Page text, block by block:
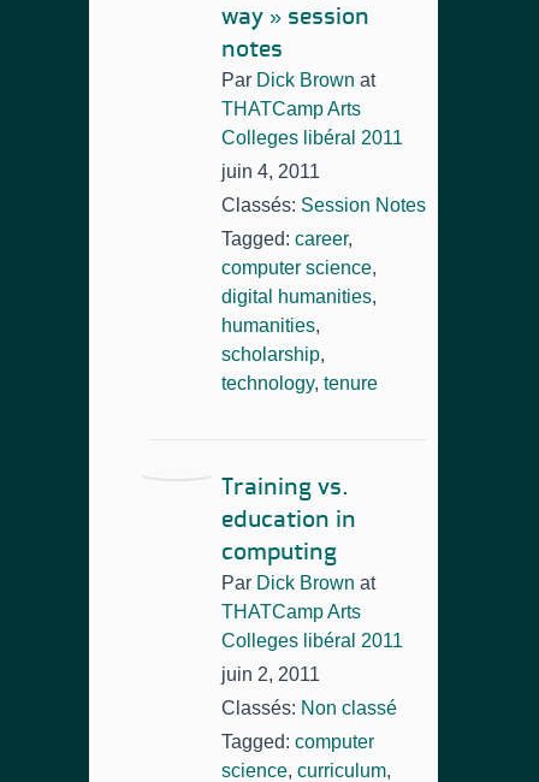
way » session
notes
Par Dick Brown at
THATCamp Arts
Colleges libéral 2011
juin 4, 2011
Classés: Session Notes
Tagged: career,
computer science,
digital humanities,
humanities,
scholarship,
technology, tenure
Training vs.
education in
computing
Par Dick Brown at
THATCamp Arts
Colleges libéral 2011
juin 2, 2011
Classés: Non classé
Tagged: computer
science, curriculum,